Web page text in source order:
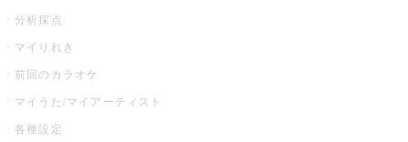
分析採点
マイりれき
前回のカラオケ
マイうた/マイアーティスト
各種設定